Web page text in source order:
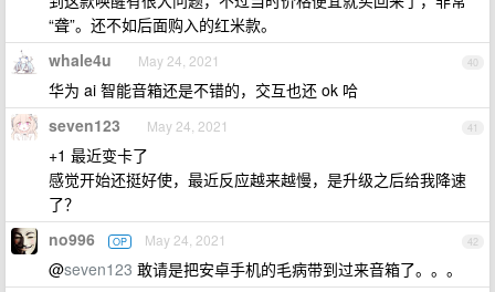
“聋”。还不如后面购入的红米款。
40
whale4u May 24, 2021
华为 ai 智能音箱还是不错的，交互也还 ok 哈
41
seven123 May 24, 2021
+1 最近变卡了
感觉开始还挺好使，最近反应越来越慢，是升级之后给我降速
了？
42
no996 OP May 24, 2021
@seven123 敢请是把安卓手机的毛病带到过来音箱了。。。